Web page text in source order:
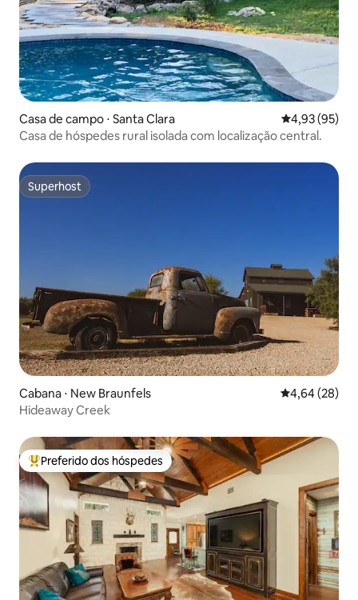
Casa de campo ⋅ Santa Clara 4,93 de uma
4,93 (95)
Casa de hóspedes rural isolada com localização central.
Superhost
Superhost
Cabana ⋅ New Braunfels 4,64 de uma
4,64 (28)
Hideaway Creek
Entre os melhores preferidos dos hóspedes
Preferido dos hóspedes